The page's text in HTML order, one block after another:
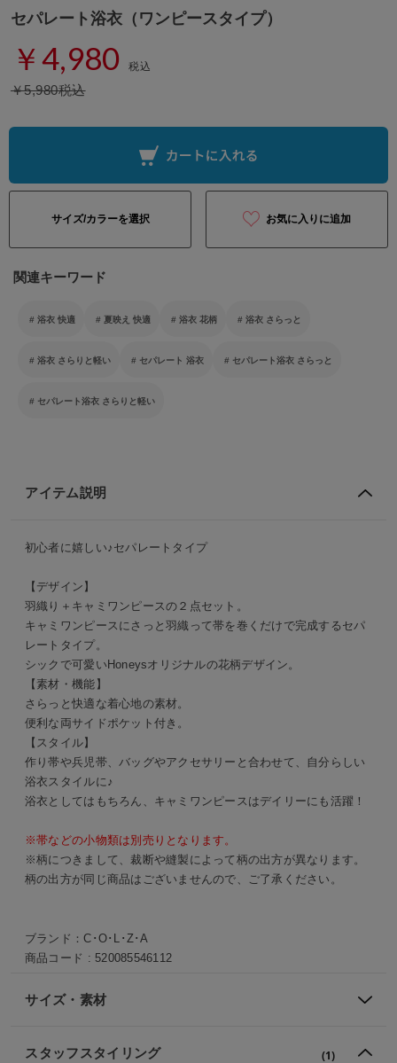
セパレート浴衣（ワンピースタイプ）
￥4,980 税込
￥5,980税込
サイズ/カラーを選択 お気に入りに追加
関連キーワード
浴衣 快適 夏映え 快適 浴衣 花柄 浴衣 さらっと
浴衣 さらりと軽い セパレート 浴衣 セパレート浴衣 さらっと
セパレート浴衣 さらりと軽い
アイテム説明
初心者に嬉しい♪セパレートタイプ
【デザイン】
羽織り＋キャミワンピースの２点セット。
キャミワンピースにさっと羽織って帯を巻くだけで完成するセパ
レートタイプ。
シックで可愛いHoneysオリジナルの花柄デザイン。
【素材・機能】
さらっと快適な着心地の素材。
便利な両サイドポケット付き。
【スタイル】
作り帯や兵児帯、バッグやアクセサリーと合わせて、自分らしい
浴衣スタイルに♪
浴衣としてはもちろん、キャミワンピースはデイリーにも活躍！
※帯などの小物類は別売りとなります。
※柄につきまして、裁断や縫製によって柄の出方が異なります。
柄の出方が同じ商品はございませんので、ご了承ください。
ブランド：C･O･L･Z･A
商品コード : 520085546112
サイズ・素材
スタッフスタイリング (1)